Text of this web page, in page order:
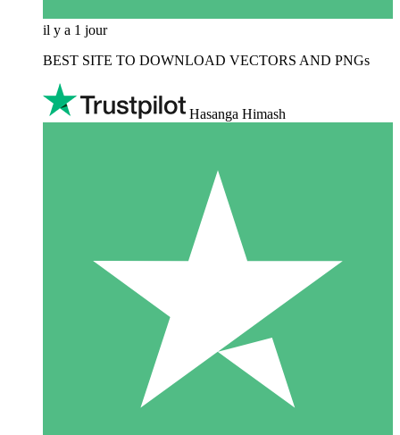
il y a 1 jour
BEST SITE TO DOWNLOAD VECTORS AND PNGs
Hasanga Himash